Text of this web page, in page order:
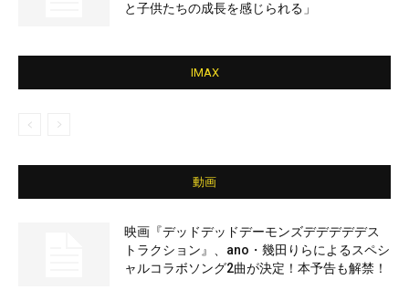
と子供たちの成長を感じられる」
IMAX
動画
映画『デッドデッドデーモンズデデデデデス
トラクション』、ano・幾田りらによるスペシ
ャルコラボソング2曲が決定！本予告も解禁！